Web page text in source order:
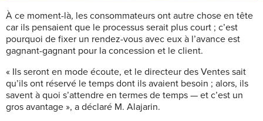
À ce moment-là, les consommateurs ont autre chose en tête
car ils pensaient que le processus serait plus court ; c’est
pourquoi de fixer un rendez-vous avec eux à l’avance est
gagnant-gagnant pour la concession et le client.
« Ils seront en mode écoute, et le directeur des Ventes sait
qu’ils ont réservé le temps dont ils avaient besoin ; alors, ils
savent à quoi s’attendre en termes de temps — et c’est un
gros avantage », a déclaré M. Alajarin.